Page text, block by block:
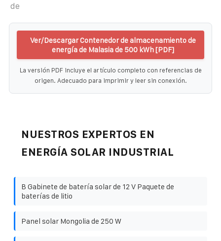
de
Ver/Descargar Contenedor de almacenamiento de
energía de Malasia de 500 kWh [PDF]
La versión PDF incluye el artículo completo con referencias de
origen. Adecuado para imprimir y leer sin conexión.
NUESTROS EXPERTOS EN
ENERGÍA SOLAR INDUSTRIAL
B Gabinete de batería solar de 12 V Paquete de
baterías de litio
Panel solar Mongolia de 250 W